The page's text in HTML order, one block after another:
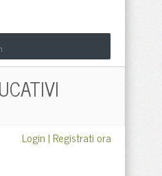
Login|Registrati ora